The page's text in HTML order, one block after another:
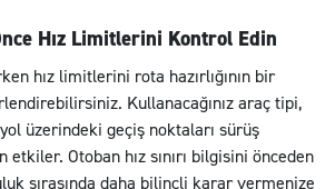
Hız Limitlerini Kontrol Edin
hız limitlerini rota hazırlığının bir
Kullanacağınız araç tipi,
üzerindeki geçiş noktaları sürüş
Otoban hız sınırı bilgisini önceden
sırasında daha bilinçli karar vermenize